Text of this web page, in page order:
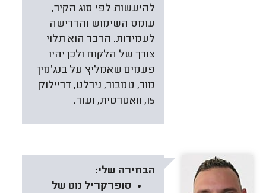
להיעשות לפי סוג הקיר,
עומס השימוש והדרישה
לעמידות. הדבר הוא תלוי
צורך של הלקוח ולכן יהיו
פעמים שאמליץ על בנג׳מין
מור, טמבור, נירלט, דריילוק
15, וואטרטית, ועוד.
הבחירה שלי:
סופרקריל מט של